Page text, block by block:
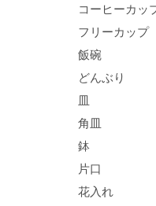
コーヒーカッ
フリーカップ
飯碗
どんぶり
皿
角皿
鉢
片口
花入れ